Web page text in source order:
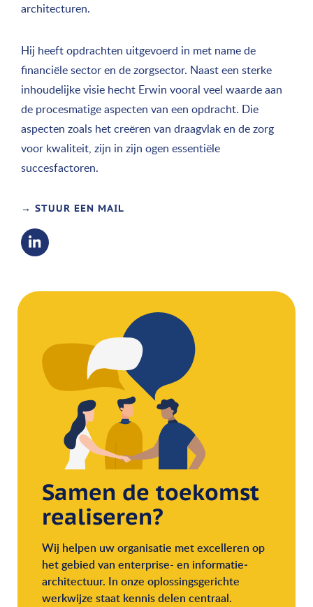
architecturen.
Hij heeft opdrachten uitgevoerd in met name de
financiële sector en de zorgsector. Naast een sterke
inhoudelijke visie hecht Erwin vooral veel waarde aan
de procesmatige aspecten van een opdracht. Die
aspecten zoals het creëren van draagvlak en de zorg
voor kwaliteit, zijn in zijn ogen essentiële
succesfactoren.
→ STUUR EEN MAIL
Samen de toekomst
realiseren?
Wij helpen uw organisatie met excelleren op
het gebied van enterprise- en informatie­
architectuur. In onze oplossingsgerichte
werkwijze staat kennis delen centraal.